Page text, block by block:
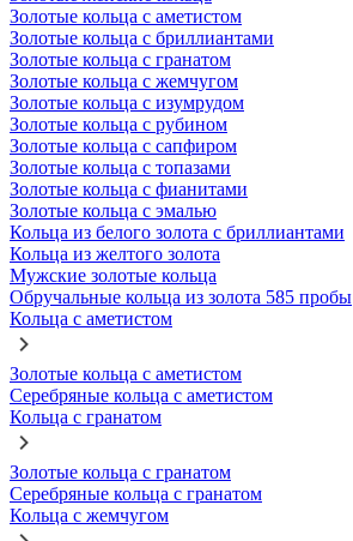
Золотые кольца с аметистом
Золотые кольца с бриллиантами
Золотые кольца с гранатом
Золотые кольца с жемчугом
Золотые кольца с изумрудом
Золотые кольца с рубином
Золотые кольца с сапфиром
Золотые кольца с топазами
Золотые кольца с фианитами
Золотые кольца с эмалью
Кольца из белого золота с бриллиантами
Кольца из желтого золота
Мужские золотые кольца
Обручальные кольца из золота 585 пробы
Кольца с аметистом
Золотые кольца с аметистом
Серебряные кольца с аметистом
Кольца с гранатом
Золотые кольца с гранатом
Серебряные кольца с гранатом
Кольца с жемчугом